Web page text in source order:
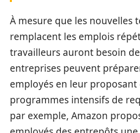
À mesure que les nouvelles
remplacent les emplois
travailleurs auront besoin de
entreprises peuvent
employés en leur proposant
programmes intensifs de
par exemple, Amazon